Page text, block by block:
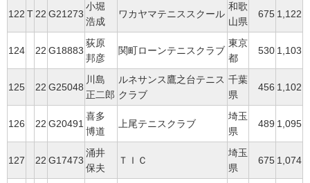
122 T 22 G21273
小堀
浩成
ワカヤマテニススクール
和歌
山県
675 1,122
124 22 G18883
荻原
邦彦
関町ローンテニスクラブ
東京
都
530 1,103
125 22 G25048
川島
正二郎
ルネサンス鷹之台テニス
クラブ
千葉
県
456 1,102
126 22 G20491
喜多
博道
上尾テニスクラブ
埼玉
県
489 1,095
127 22 G17473
涌井
保夫
ＴＩＣ
埼玉
県
675 1,074